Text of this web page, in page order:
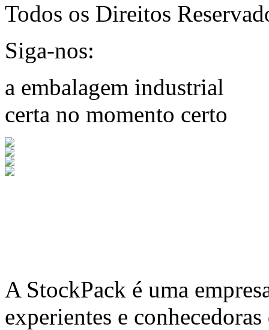
Todos os Direitos
Siga-nos:
a embalagem industrial
certa no momento certo
A StockPack é uma
experientes e